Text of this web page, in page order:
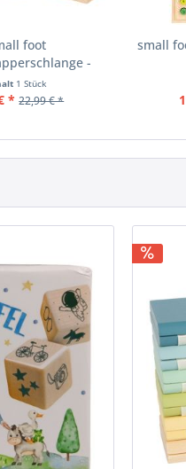
foot
-
1 Stück
* 22,99 € *
small